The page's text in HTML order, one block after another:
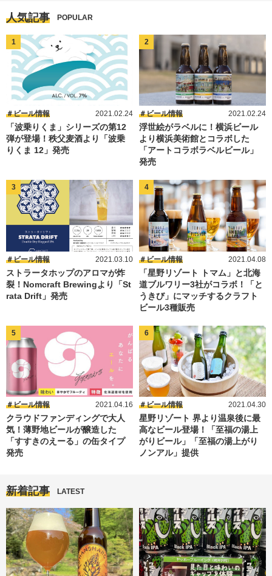
人気記事 POPULAR
ビール情報 2021.02.24
「波乗りくま」シリーズの第12
弾が登場！秩父麦酒より「波乗
りくま 12」発売
ビール情報 2021.02.24
浮世絵がラベルに！横浜ビール
より横浜美術館とコラボした
「アートコラボラベルビール」
発売
ビール情報 2021.03.10
ストラータホップのアロマが炸
裂！Nomcraft Brewingより「St
rata Drift」発売
ビール情報 2021.04.08
「星野リゾート トマム」と北海
道ブルワリー3社がコラボ！「と
うきび」にマッチするクラフト
ビール3種販売
ビール情報 2021.04.16
クラウドファンディングで大人
気！薄野地ビールが醸造した
「すすきのえーる」の缶タイプ
発売
ビール情報 2021.04.30
星野リゾート 界より温泉後に最
高なビール登場！「至福の湯上
がりビール」「至福の湯上がり
ノンアル」提供
新着記事 LATEST